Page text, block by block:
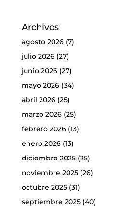
Archivos
agosto 2026(7)
julio 2026(27)
junio 2026(27)
mayo 2026(34)
abril 2026(25)
marzo 2026(25)
febrero 2026(13)
enero 2026(13)
diciembre 2025(25)
noviembre 2025(26)
octubre 2025(31)
septiembre 2025(40)